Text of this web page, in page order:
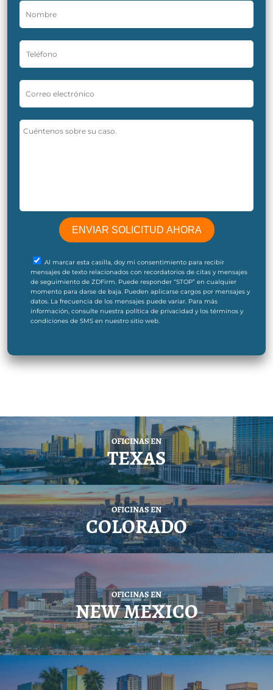
Al marcar esta casilla, doy mi consentimiento para recibir
mensajes de texto relacionados con recordatorios de citas y mensajes
de seguimiento de ZDFirm. Puede responder “STOP” en cualquier
momento para darse de baja. Pueden aplicarse cargos por mensajes y
datos. La frecuencia de los mensajes puede variar. Para más
información, consulte nuestra política de privacidad y los términos y
condiciones de SMS en nuestro sitio web.
OFICINAS EN
TEXAS
OFICINAS EN
COLORADO
OFICINAS EN
NEW MEXICO